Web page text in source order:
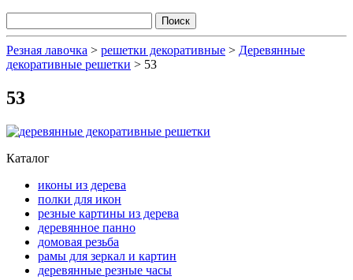
Резная лавочка > решетки декоративные > Деревянные
декоративные решетки > 53
53
Каталог
иконы из дерева
полки для икон
резные картины из дерева
деревянное панно
домовая резьба
рамы для зеркал и картин
деревянные резные часы